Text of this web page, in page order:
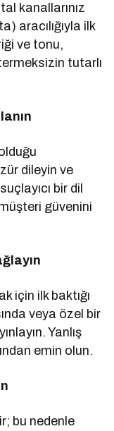
kanallarınız
aracılığıyla ilk
ve tonu,
tutarlı
dileyin ve
bir dil
güvenini
için ilk baktığı
veya özel bir
Yanlış
emin olun.
bu nedenle